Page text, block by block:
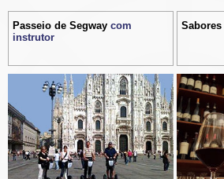
Passeio de Segway com
instrutor
Sabores